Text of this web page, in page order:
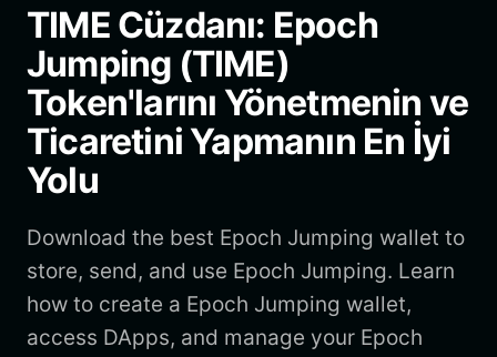
Bahasa Indonesia
ภาษาไทย
हिन्दी
Español
Português (Brasil)
Español (Argentina)
TIME Cüzdanı: Epoch
Jumping (TIME)
Token'larını Yönetmenin ve
Ticaretini Yapmanın En İyi
Yolu
Download the best Epoch Jumping wallet to
store, send, and use Epoch Jumping. Learn
how to create a Epoch Jumping wallet,
access DApps, and manage your Epoch